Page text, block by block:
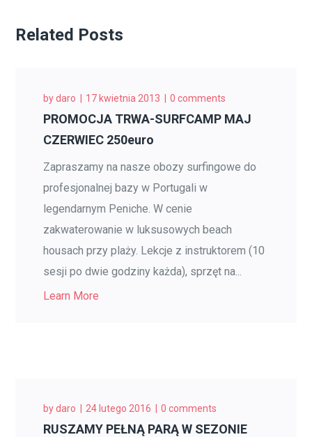
Related Posts
bydaro 17 kwietnia 2013 0 comments
PROMOCJA TRWA-SURFCAMP MAJ
CZERWIEC 250euro
Zapraszamy na nasze obozy surfingowe do
profesjonalnej bazy w Portugali w
legendarnym Peniche. W cenie
zakwaterowanie w luksusowych beach
housach przy plaży. Lekcje z instruktorem (10
sesji po dwie godziny każda), sprzęt na...
Learn More
bydaro 24 lutego 2016 0 comments
RUSZAMY PEŁNĄ PARĄ W SEZONIE